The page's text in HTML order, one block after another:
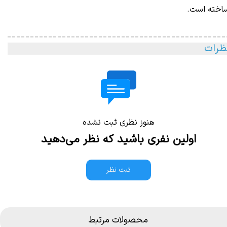
است.
هنوز نظری ثبت نشده
اولین نفری باشید که نظر می‌دهید
ثبت نظر
محصولات مرتبط